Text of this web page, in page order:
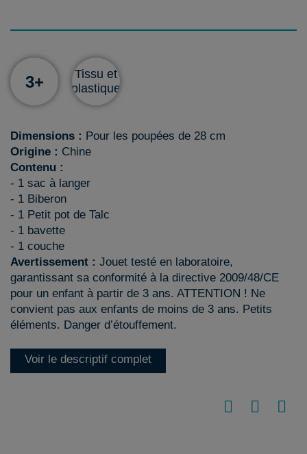
3+
Tissu et
plastique
Dimensions : Pour les poupées de 28 cm
Origine : Chine
Contenu :
- 1 sac à langer
- 1 Biberon
- 1 Petit pot de Talc
- 1 bavette
- 1 couche
Avertissement : Jouet testé en laboratoire,
garantissant sa conformité à la directive 2009/48/CE
pour un enfant à partir de 3 ans. ATTENTION ! Ne
convient pas aux enfants de moins de 3 ans. Petits
éléments. Danger d’étouffement.
Voir le descriptif complet